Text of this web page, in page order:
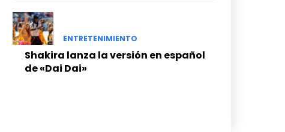
ENTRETENIMIENTO
Shakira lanza la versión en español
de «Dai Dai»